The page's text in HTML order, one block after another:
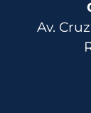
Av.